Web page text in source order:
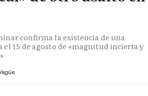
confirma la existencia de una
el 15 de agosto de «magnitud incierta y